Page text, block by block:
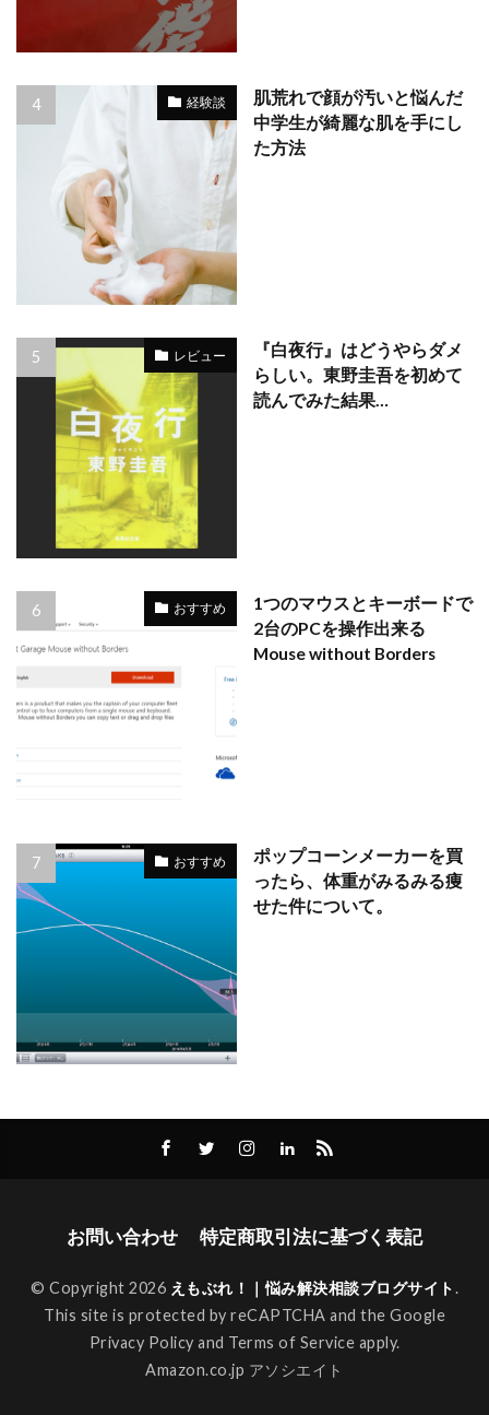
経験談
肌荒れで顔が汚いと悩んだ
中学生が綺麗な肌を手にし
た方法
レビュー
『白夜行』はどうやらダメ
らしい。東野圭吾を初めて
読んでみた結果…
おすすめ
1つのマウスとキーボードで
2台のPCを操作出来る
Mouse without Borders
おすすめ
ポップコーンメーカーを買
ったら、体重がみるみる痩
せた件について。
お問い合わせ 特定商取引法に基づく表記
© Copyright 2026 えもぶれ！｜悩み解決相談ブログサイト.
This site is protected by reCAPTCHA and the Google
Privacy Policy and Terms of Service apply.
Amazon.co.jp アソシエイト